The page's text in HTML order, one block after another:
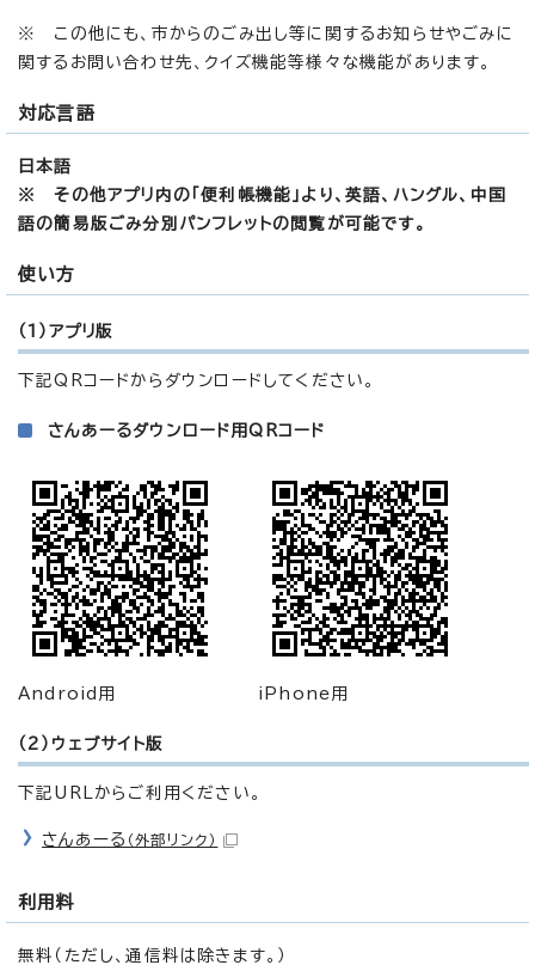
※ この他にも、市からのごみ出し等に関するお知らせやごみに
関するお問い合わせ先、クイズ機能等様々な機能があります。
対応言語
日本語
※ その他アプリ内の「便利帳機能」より、英語、ハングル、中国
語の簡易版ごみ分別パンフレットの閲覧が可能です。
使い方
（1）アプリ版
下記QRコードからダウンロードしてください。
さんあーるダウンロード用QRコード
Android用 iPhone用
（2）ウェブサイト版
下記URLからご利用ください。
さんあーる （外部リンク）
利用料
無料（ただし、通信料は除きます。）